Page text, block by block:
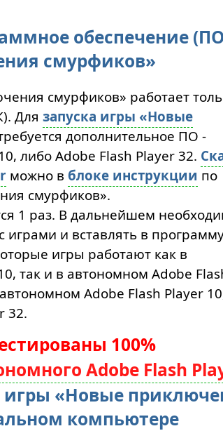
обеспечение
смурфиков»
смурфиков» работает
Для запуска игры «Новые
дополнительное ПО -
либо Adobe Flash Player 32.
можно в блоке инструкции по
смурфиков».
1 раз. В дальнейшем
играми и вставлять в
игры работают как в
так и в автономном Adobe
Adobe Flash Player
32.
100%
Adobe Flash
игры «Новые
компьютере